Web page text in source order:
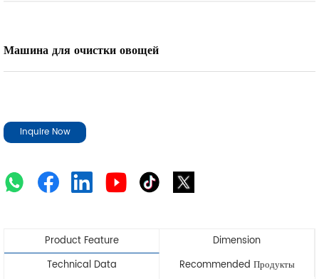
Машина для очистки овощей
Inquire Now
Product Feature
Dimension
Technical Data
Recommended Продукты